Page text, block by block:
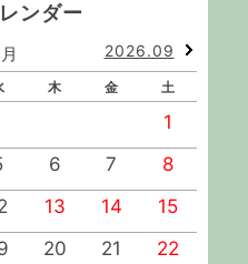
ンダー
月 2026.09
木 金 土
1
6 7
8
13 14
15
20 21 22